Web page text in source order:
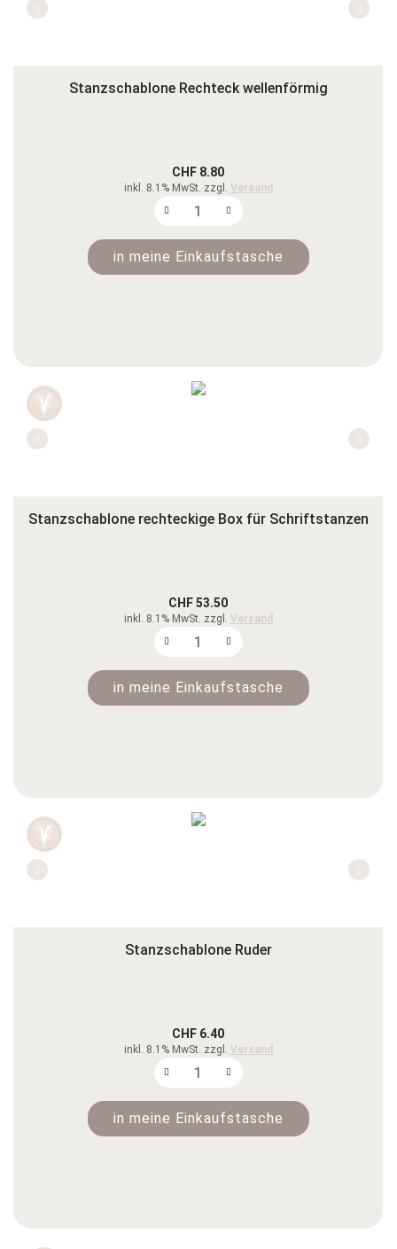
Stanzschablone Rechteck wellenförmig
CHF 8.80
inkl. 8.1% MwSt. zzgl. Versand
in meine Einkaufstasche
Stanzschablone rechteckige Box für Schriftstanzen
CHF 53.50
inkl. 8.1% MwSt. zzgl. Versand
in meine Einkaufstasche
Stanzschablone Ruder
CHF 6.40
inkl. 8.1% MwSt. zzgl. Versand
in meine Einkaufstasche